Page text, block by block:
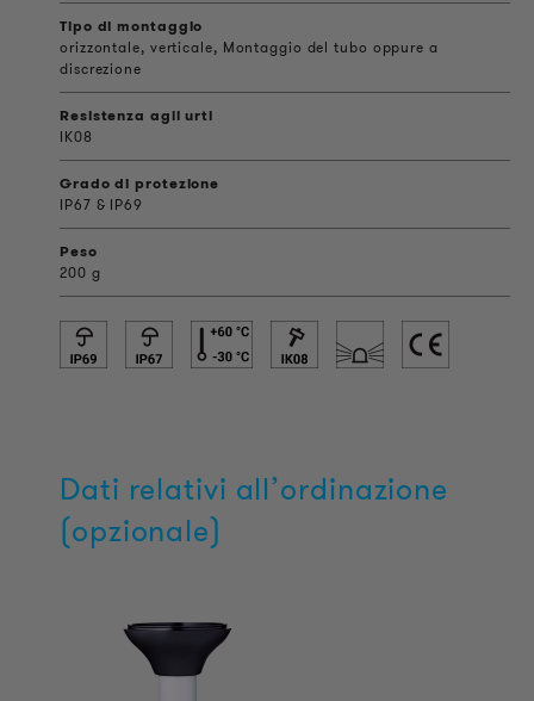
Tipo di montaggio
orizzontale, verticale, Montaggio del tubo oppure a
discrezione
Resistenza agli urti
IK08
Grado di protezione
IP67 & IP69
Peso
200 g
Dati relativi all’ordinazione
(opzionale)